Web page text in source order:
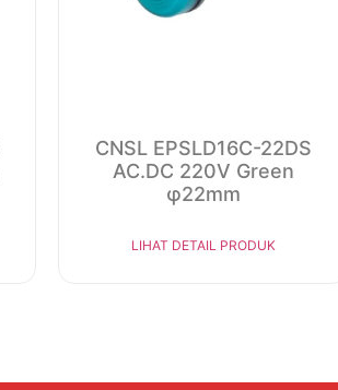
CNSL EPSLD16C-22DS
AC.DC 220V Green
φ22mm
LIHAT DETAIL PRODUK